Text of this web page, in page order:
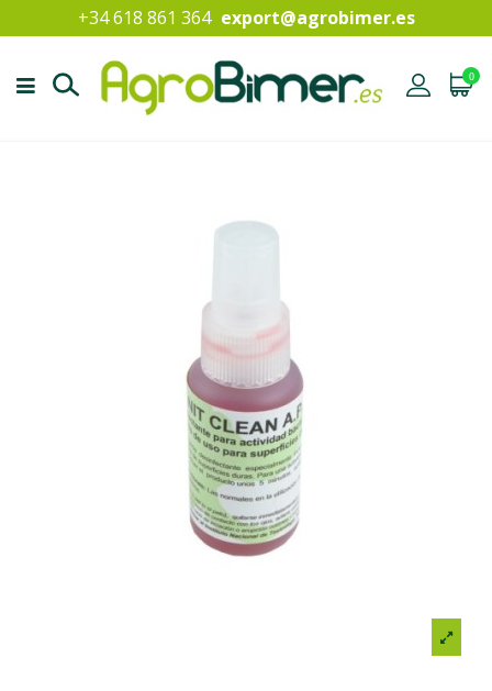
+34 618 861 364 export@agrobimer.es
0